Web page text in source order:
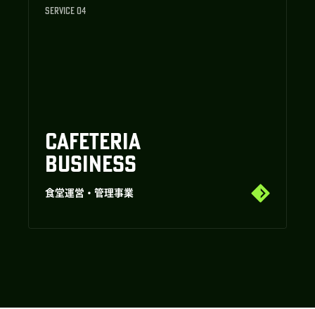
SERVICE 04
CAFETERIA
BUSINESS
食堂運営・管理事業